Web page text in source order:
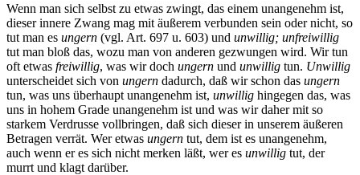
Wenn man sich selbst zu etwas zwingt, das einem unangenehm ist,
dieser innere Zwang mag mit äußerem verbunden sein oder nicht, so
tut man es ungern (vgl. Art. 697 u. 603) und unwillig; unfreiwillig
tut man bloß das, wozu man von anderen gezwungen wird. Wir tun
oft etwas freiwillig, was wir doch ungern und unwillig tun. Unwillig
unterscheidet sich von ungern dadurch, daß wir schon das ungern
tun, was uns überhaupt unangenehm ist, unwillig hingegen das, was
uns in hohem Grade unangenehm ist und was wir daher mit so
starkem Verdrusse vollbringen, daß sich dieser in unserem äußeren
Betragen verrät. Wer etwas ungern tut, dem ist es unangenehm,
auch wenn er es sich nicht merken läßt, wer es unwillig tut, der
murrt und klagt darüber.